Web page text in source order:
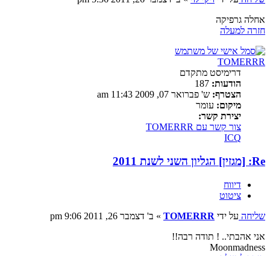
אחלה גרפיקה
חזרה למעלה
TOMERRR
דרימיסט מתקדם
הודעות:
הצטרף: ש' פברואר 07, 2009 11:43 am
מיקום: עומר
יצירת קשר:
צור קשר עם TOMERRR
ICQ
Re: [מגזין] הגליון השני לשנת 2011
דיווח
ציטוט
שליחה על ידי TOMERRR
» ב' דצמבר 26, 2011 9:06 pm
אני אהבתי.. ! תודה רבה!!
Moonmadness